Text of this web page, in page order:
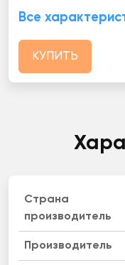
Все
КУПИТЬ
Страна
производитель
Производитель